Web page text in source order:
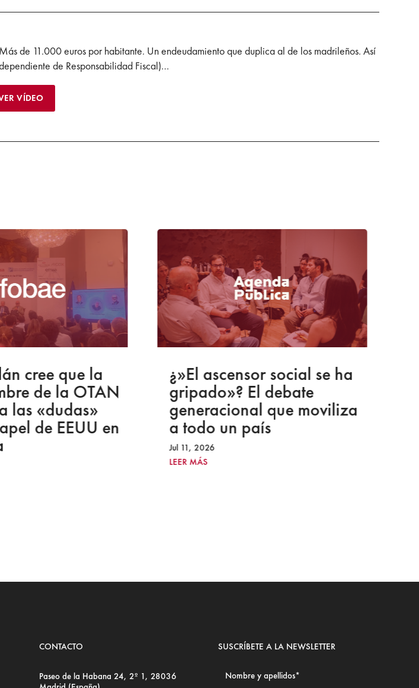
de 11.000 euros por habitante. Un endeudamiento que duplica al de los madrileños. Así
de Responsabilidad Fiscal)…
VÍDEO
cree que la
de la OTAN
las «dudas»
de EEUU en
¿»El ascensor social se ha
gripado»? El debate
generacional que moviliza
a todo un país
Jul 11, 2026
LEER MÁS
CONTACTO
Paseo de la Habana 24, 2º 1, 28036
SUSCRÍBETE A LA NEWSLETTER